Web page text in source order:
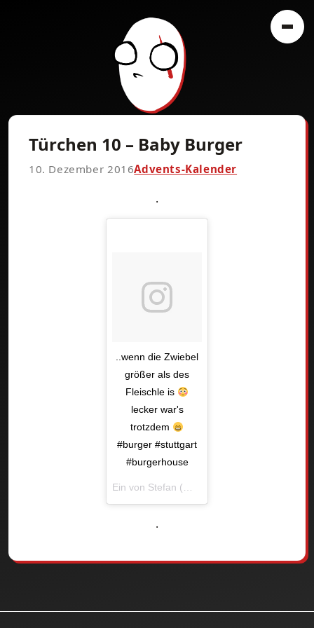
Türchen 10 – Baby Burger
10. Dezember 2016Advents-Kalender
.
..wenn die Zwiebel
größer als des
Fleischle is
lecker war's
trotzdem
#burger #stuttgart
#burgerhouse
Ein von Stefan (@just.a.hero) gepostetes Foto am
.